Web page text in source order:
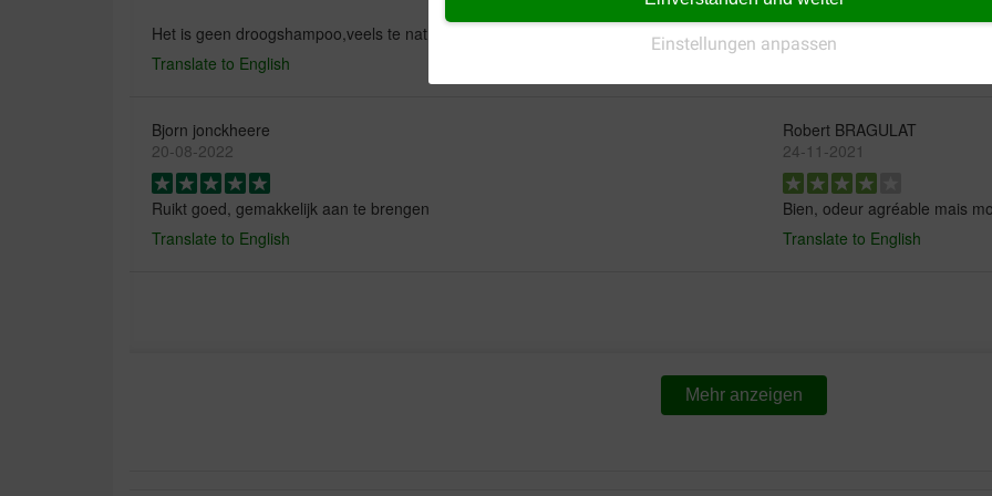
Einstellungen anpassen
Het is geen droogshampoo,veels te nat, verder ruikt de shampoo fris .
Translate to English
Bjorn jonckheere
20-08-2022
Ruikt goed, gemakkelijk aan te brengen
Translate to English
Robert BRAGULAT
24-11-2021
Bien, odeur agréable mais
Translate to English
Mehr anzeigen